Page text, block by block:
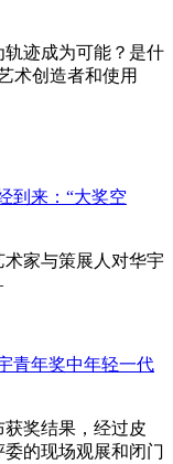
迹成为可能？是什
术创造者和使用
到来：“大奖空
术家与策展人对华宇
青年奖中年轻一代
获奖结果，经过皮
的现场观展和闭门